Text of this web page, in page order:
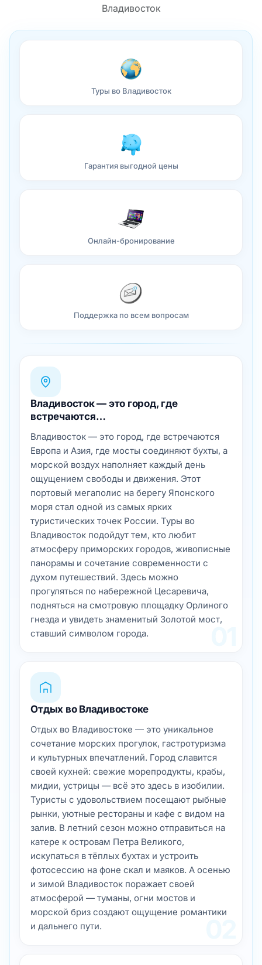
Владивосток
Туры во Владивосток
Гарантия выгодной цены
Онлайн-бронирование
Поддержка по всем вопросам
Владивосток — это город, где
встречаются…
Владивосток — это город, где встречаются
Европа и Азия, где мосты соединяют бухты, а
морской воздух наполняет каждый день
ощущением свободы и движения. Этот
портовый мегаполис на берегу Японского
моря стал одной из самых ярких
туристических точек России. Туры во
Владивосток подойдут тем, кто любит
атмосферу приморских городов, живописные
панорамы и сочетание современности с
духом путешествий. Здесь можно
прогуляться по набережной Цесаревича,
подняться на смотровую площадку Орлиного
гнезда и увидеть знаменитый Золотой мост,
ставший символом города.
Отдых во Владивостоке
Отдых во Владивостоке — это уникальное
сочетание морских прогулок, гастротуризма
и культурных впечатлений. Город славится
своей кухней: свежие морепродукты, крабы,
мидии, устрицы — всё это здесь в изобилии.
Туристы с удовольствием посещают рыбные
рынки, уютные рестораны и кафе с видом на
залив. В летний сезон можно отправиться на
катере к островам Петра Великого,
искупаться в тёплых бухтах и устроить
фотосессию на фоне скал и маяков. А осенью
и зимой Владивосток поражает своей
атмосферой — туманы, огни мостов и
морской бриз создают ощущение романтики
и дальнего пути.